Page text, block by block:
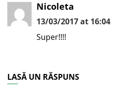
Nicoleta
13/03/2017 at 16:04
Super!!!!
LASĂ UN RĂSPUNS